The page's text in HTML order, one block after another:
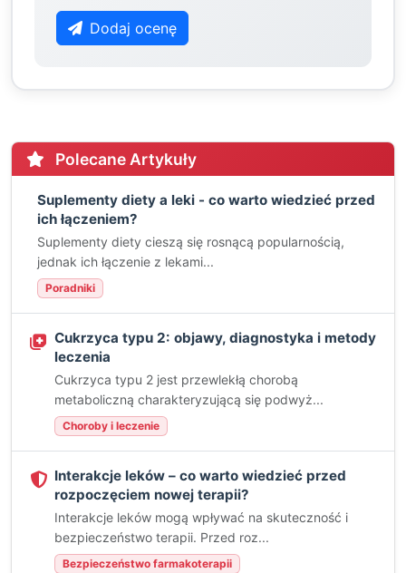
Dodaj ocenę
Polecane Artykuły
Suplementy diety a leki - co warto wiedzieć przed
ich łączeniem?
Suplementy diety cieszą się rosnącą popularnością,
jednak ich łączenie z lekami...
Poradniki
Cukrzyca typu 2: objawy, diagnostyka i metody
leczenia
Cukrzyca typu 2 jest przewlekłą chorobą
metaboliczną charakteryzującą się podwyż...
Choroby i leczenie
Interakcje leków – co warto wiedzieć przed
rozpoczęciem nowej terapii?
Interakcje leków mogą wpływać na skuteczność i
bezpieczeństwo terapii. Przed roz...
Bezpieczeństwo farmakoterapii